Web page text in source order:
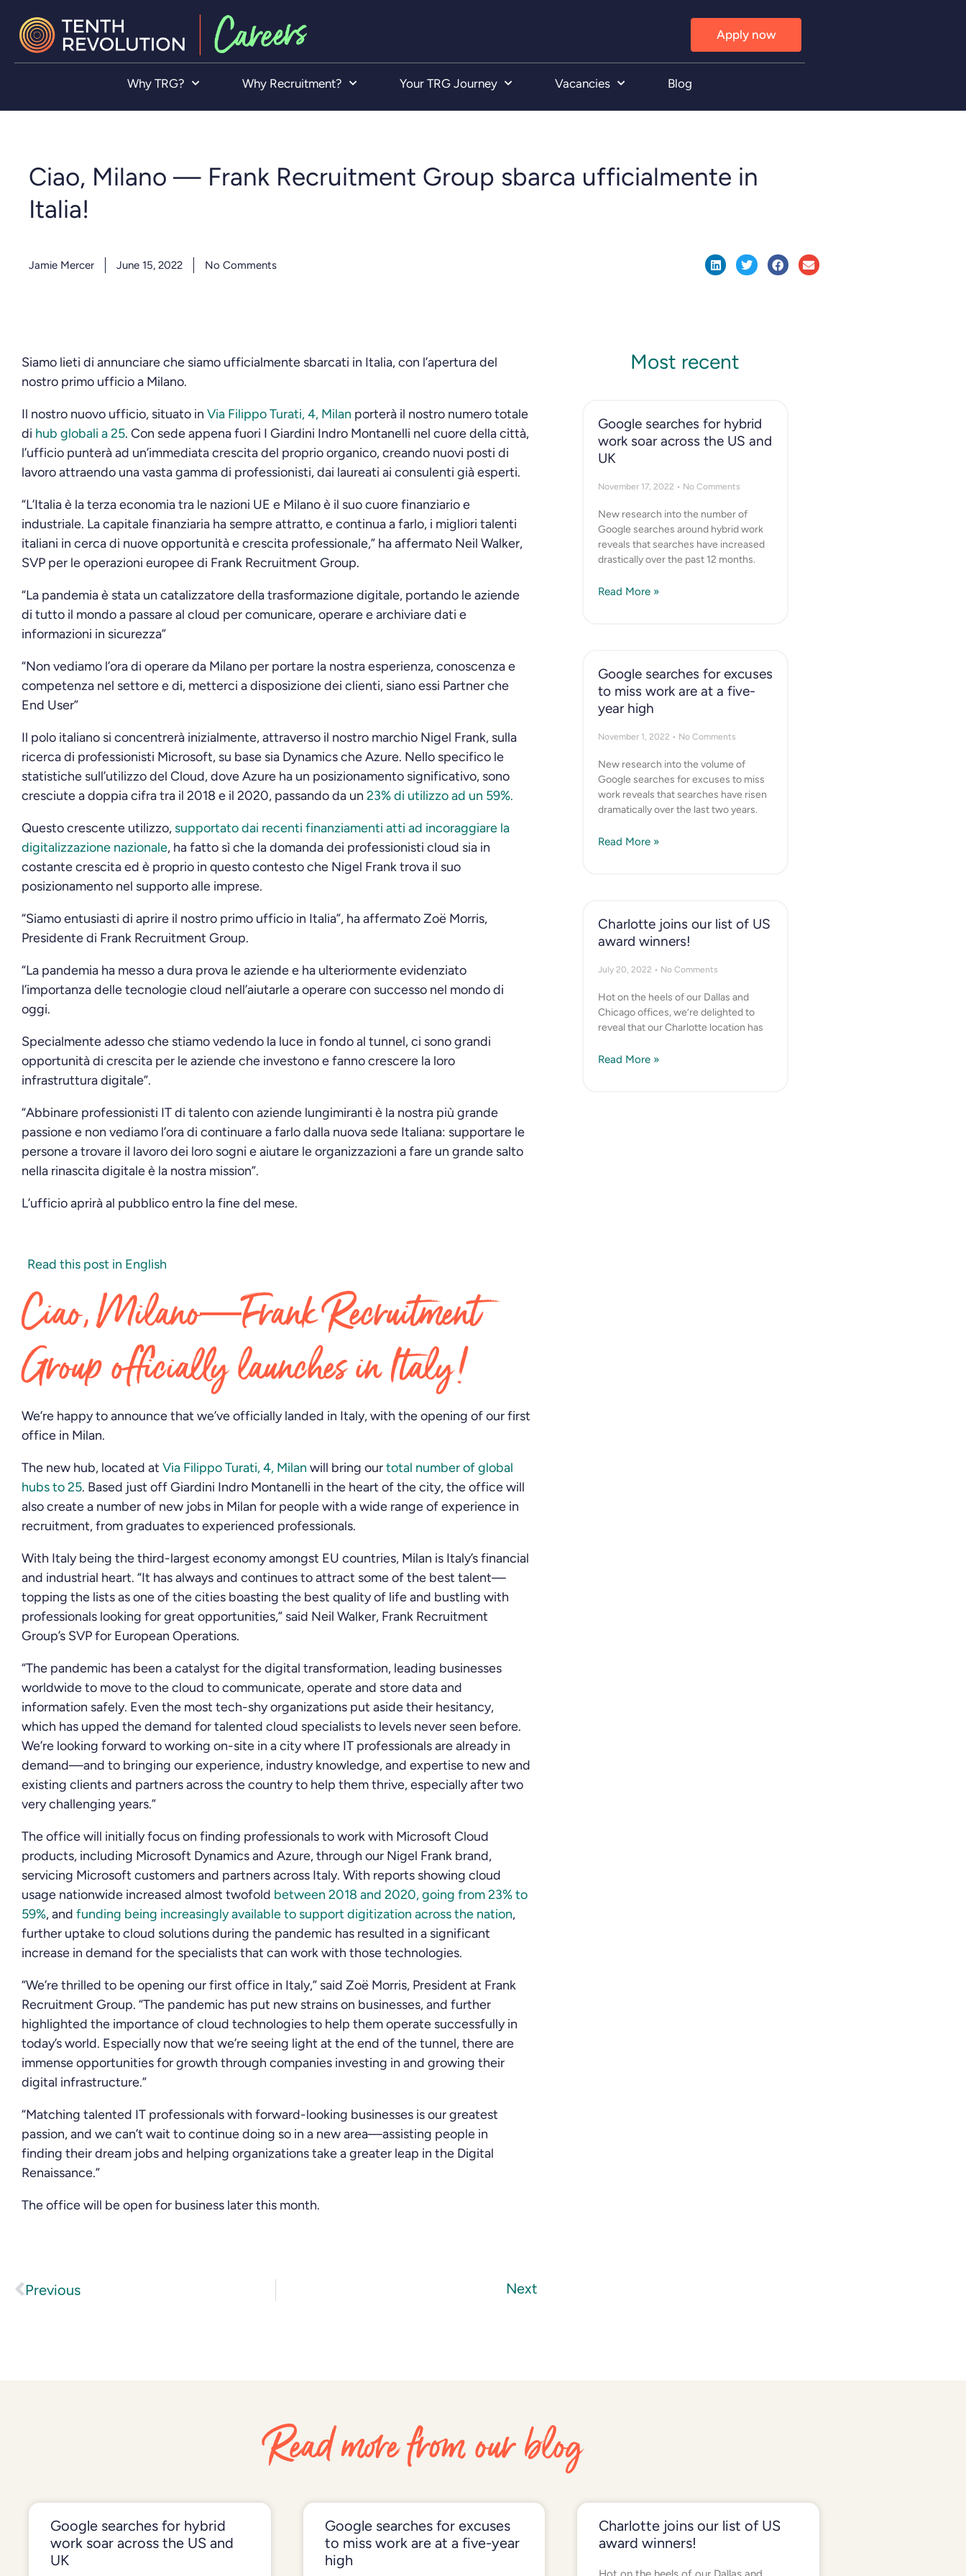
Apply now
Why TRG? Why Recruitment? Your TRG Journey Vacancies Blog
Ciao, Milano — Frank Recruitment Group sbarca ufficialmente in
Italia!
Jamie Mercer June 15, 2022 No Comments
Siamo lieti di annunciare che siamo ufficialmente sbarcati in Italia, con l’apertura del
nostro primo ufficio a Milano.
Il nostro nuovo ufficio, situato in Via Filippo Turati, 4, Milan porterà il nostro numero totale
di hub globali a 25. Con sede appena fuori I Giardini Indro Montanelli nel cuore della città,
l’ufficio punterà ad un’immediata crescita del proprio organico, creando nuovi posti di
lavoro attraendo una vasta gamma di professionisti, dai laureati ai consulenti già esperti.
“L’Italia è la terza economia tra le nazioni UE e Milano è il suo cuore finanziario e
industriale. La capitale finanziaria ha sempre attratto, e continua a farlo, i migliori talenti
italiani in cerca di nuove opportunità e crescita professionale,” ha affermato Neil Walker,
SVP per le operazioni europee di Frank Recruitment Group.
“La pandemia è stata un catalizzatore della trasformazione digitale, portando le aziende
di tutto il mondo a passare al cloud per comunicare, operare e archiviare dati e
informazioni in sicurezza”
“Non vediamo l’ora di operare da Milano per portare la nostra esperienza, conoscenza e
competenza nel settore e di, metterci a disposizione dei clienti, siano essi Partner che
End User”
Il polo italiano si concentrerà inizialmente, attraverso il nostro marchio Nigel Frank, sulla
ricerca di professionisti Microsoft, su base sia Dynamics che Azure. Nello specifico le
statistiche sull’utilizzo del Cloud, dove Azure ha un posizionamento significativo, sono
cresciute a doppia cifra tra il 2018 e il 2020, passando da un 23% di utilizzo ad un 59%.
Questo crescente utilizzo, supportato dai recenti finanziamenti atti ad incoraggiare la
digitalizzazione nazionale, ha fatto sì che la domanda dei professionisti cloud sia in
costante crescita ed è proprio in questo contesto che Nigel Frank trova il suo
posizionamento nel supporto alle imprese.
“Siamo entusiasti di aprire il nostro primo ufficio in Italia”, ha affermato Zoë Morris,
Presidente di Frank Recruitment Group.
“La pandemia ha messo a dura prova le aziende e ha ulteriormente evidenziato
l’importanza delle tecnologie cloud nell’aiutarle a operare con successo nel mondo di
oggi.
Specialmente adesso che stiamo vedendo la luce in fondo al tunnel, ci sono grandi
opportunità di crescita per le aziende che investono e fanno crescere la loro
infrastruttura digitale”.
“Abbinare professionisti IT di talento con aziende lungimiranti è la nostra più grande
passione e non vediamo l’ora di continuare a farlo dalla nuova sede Italiana: supportare le
persone a trovare il lavoro dei loro sogni e aiutare le organizzazioni a fare un grande salto
nella rinascita digitale è la nostra mission”.
L’ufficio aprirà al pubblico entro la fine del mese.
Read this post in English
Ciao, Milano—Frank Recruitment
Group officially launches in Italy!
We’re happy to announce that we’ve officially landed in Italy, with the opening of our first
office in Milan.
The new hub, located at Via Filippo Turati, 4, Milan will bring ourtotal number of global
hubs to 25. Based just off Giardini Indro Montanelli in the heart of the city, the office will
also create a number of new jobs in Milan for people with a wide range of experience in
recruitment, from graduates to experienced professionals.
With Italy being the third-largest economy amongst EU countries, Milan is Italy’s financial
and industrial heart. “It has always and continues to attract some of the best talent—
topping the lists as one of the cities boasting the best quality of life and bustling with
professionals looking for great opportunities,” said Neil Walker, Frank Recruitment
Group’s SVP for European Operations.
“The pandemic has been a catalyst for the digital transformation, leading businesses
worldwide to move to the cloud to communicate, operate and store data and
information safely. Even the most tech-shy organizations put aside their hesitancy,
which has upped the demand for talented cloud specialists to levels never seen before.
We’re looking forward to working on-site in a city where IT professionals are already in
demand—and to bringing our experience, industry knowledge, and expertise to new and
existing clients and partners across the country to help them thrive, especially after two
very challenging years.”
The office will initially focus on finding professionals to work with Microsoft Cloud
products, including Microsoft Dynamics and Azure, through our Nigel Frank brand,
servicing Microsoft customers and partners across Italy. With reports showing cloud
usage nationwide increased almost twofold between 2018 and 2020, going from 23% to
59%, and funding being increasingly available to support digitization across the nation,
further uptake to cloud solutions during the pandemic has resulted in a significant
increase in demand for the specialists that can work with those technologies.
“We’re thrilled to be opening our first office in Italy,” said Zoë Morris, President at Frank
Recruitment Group. “The pandemic has put new strains on businesses, and further
highlighted the importance of cloud technologies to help them operate successfully in
today’s world. Especially now that we’re seeing light at the end of the tunnel, there are
immense opportunities for growth through companies investing in and growing their
digital infrastructure.”
“Matching talented IT professionals with forward-looking businesses is our greatest
passion, and we can’t wait to continue doing so in a new area—assisting people in
finding their dream jobs and helping organizations take a greater leap in the Digital
Renaissance.”
The office will be open for business later this month.
Previous Next
Most recent
Google searches for hybrid
work soar across the US and
UK
November 17, 2022 No Comments
New research into the number of
Google searches around hybrid work
reveals that searches have increased
drastically over the past 12 months.
Read More »
Google searches for excuses
to miss work are at a five-
year high
November 1, 2022 No Comments
New research into the volume of
Google searches for excuses to miss
work reveals that searches have risen
dramatically over the last two years.
Read More »
Charlotte joins our list of US
award winners!
July 20, 2022 No Comments
Hot on the heels of our Dallas and
Chicago offices, we’re delighted to
reveal that our Charlotte location has
Read More »
Read more from our blog
Google searches for hybrid
work soar across the US and
UK
Google searches for excuses
to miss work are at a five-year
high
Charlotte joins our list of US
award winners!